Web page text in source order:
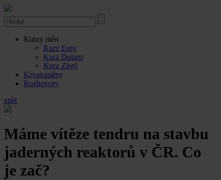
Kurzy měn
Kurz Euro
Kurz Dolaru
Kurz Zlotý
Kryptoměny
Rozhovory
zpět
Máme vítěze tendru na stavbu
jaderných reaktorů v ČR. Co
je zač?